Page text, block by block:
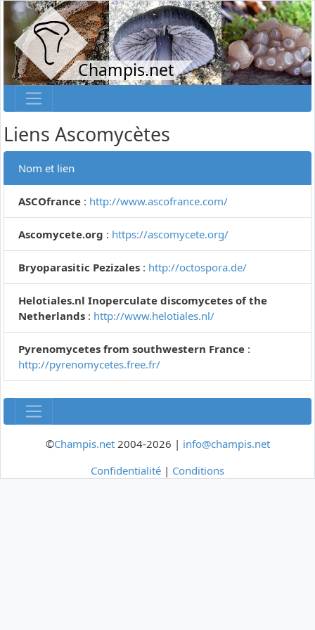
Champis.net
Liens Ascomycètes
Nom et lien
ASCOfrance : http://www.ascofrance.com/
Ascomycete.org : https://ascomycete.org/
Bryoparasitic Pezizales : http://octospora.de/
Helotiales.nl Inoperculate discomycetes of the
Netherlands : http://www.helotiales.nl/
Pyrenomycetes from southwestern France :
http://pyrenomycetes.free.fr/
©Champis.net2004-2026 | info@champis.net
Confidentialité | Conditions